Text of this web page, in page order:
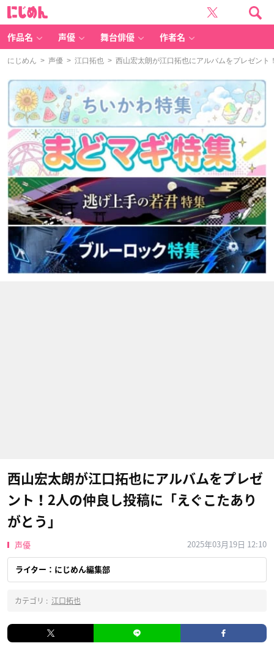
作品名 声優 舞台俳優 作者名
にじめん > 声優 > 江口拓也 > 西山宏太朗が江口拓也にアルバムをプレゼント
西山宏太朗が江口拓也にアルバムをプレゼ
ント！2人の仲良し投稿に「えぐこたあり
がとう」
声優 2025年03月19日 12:10
ライター：にじめん編集部
カテゴリ : 江口拓也